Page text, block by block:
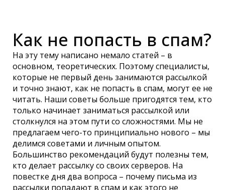
Как не попасть в спам?
На эту тему написано немало статей – в
основном, теоретических. Поэтому специалисты,
которые не первый день занимаются рассылкой
и точно знают, как не попасть в спам, могут ее не
читать. Наши советы больше пригодятся тем, кто
только начинает заниматься рассылкой или
столкнулся на этом пути со сложностями. Мы не
предлагаем чего-то принципиально нового – мы
делимся советами и личным опытом.
Большинство рекомендаций будут полезны тем,
кто делает рассылку со своих серверов. На
повестке дня два вопроса – почему письма из
рассылки попадают в спам и как этого не